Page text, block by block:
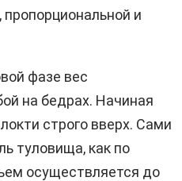
и
фазе вес
на бедрах. Начиная
строго вверх. Сами
туловища, как по
осуществляется до